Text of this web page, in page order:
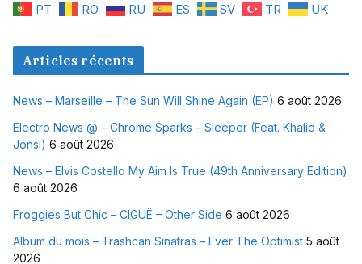
PT
RO RU ES SV TR UK
Articles récents
News – Marseille – The Sun Will Shine Again (EP) 6 août 2026
Electro News @ – Chrome Sparks – Sleeper (Feat. Khalid &
Jónsi) 6 août 2026
News – Elvis Costello My Aim Is True (49th Anniversary Edition)
6 août 2026
Froggies But Chic – CIGUË – Other Side 6 août 2026
Album du mois – Trashcan Sinatras – Ever The Optimist 5 août
2026